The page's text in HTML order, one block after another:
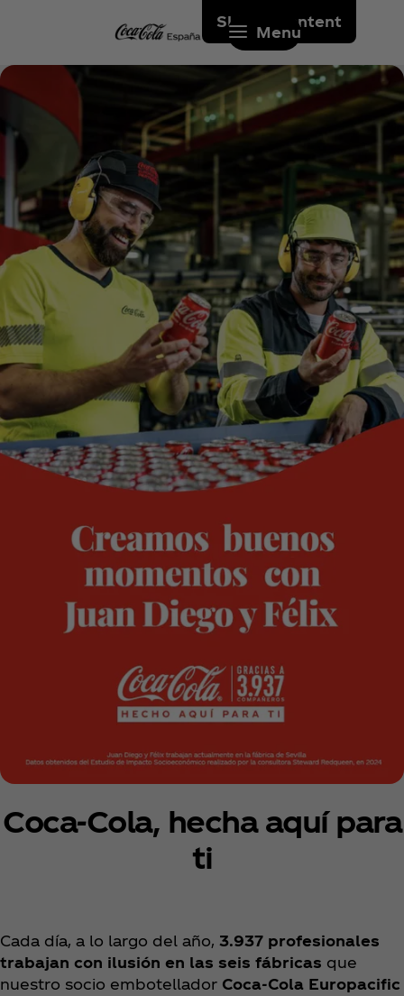
Skip to content
Menu
Coca‑Cola, hecha aquí para
ti
Cada día, a lo largo del año, 3.937 profesionales
trabajan con ilusión en las seis fábricas que
nuestro socio embotellador Coca‑Cola Europacific